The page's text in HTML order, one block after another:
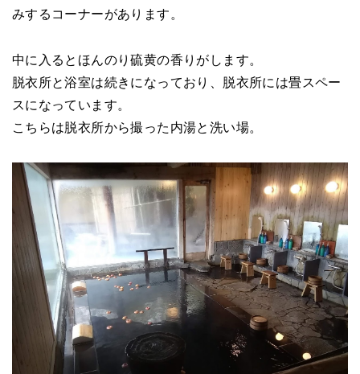
みするコーナーがあります。
中に入るとほんのり硫黄の香りがします。
脱衣所と浴室は続きになっており、脱衣所には畳スペー
スになっています。
こちらは脱衣所から撮った内湯と洗い場。